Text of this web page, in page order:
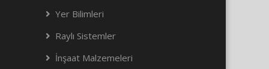
Yer Bilimleri
Raylı Sistemler
İnşaat Malzemeleri